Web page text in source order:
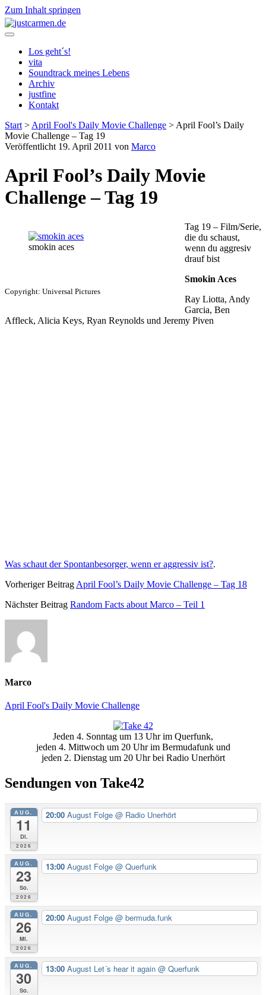
Zum Inhalt springen
justcarmen.de
Los geht´s!
vita
Soundtrack meines Lebens
Archiv
justfine
Kontakt
Start > April Fool's Daily Movie Challenge > April Fool’s Daily
Movie Challenge – Tag 19
Veröffentlicht 19. April 2011 von Marco
April Fool’s Daily Movie
Challenge – Tag 19
smokin aces
Copyright: Universal Pictures
Tag 19 – Film/Serie,
die du schaust,
wenn du aggresiv
drauf bist
Smokin Aces
Ray Liotta, Andy
Garcia, Ben
Affleck, Alicia Keys, Ryan Reynolds und Jeremy Piven
Was schaut der Spontanbesorger, wenn er aggressiv ist?.
Vorheriger Beitrag April Fool’s Daily Movie Challenge – Tag 18
Nächster Beitrag Random Facts about Marco – Teil 1
Marco
April Fool's Daily Movie Challenge
SeitenleisteJeden 4. Sonntag um 13 Uhr im Querfunk,
jeden 4. Mittwoch um 20 Uhr im Bermudafunk und
jeden 2. Dienstag um 20 Uhr bei Radio Unerhört
Sendungen von Take42
AUG.
11
Di.
2026
20:00 August Folge @ Radio Unerhört
AUG.
23
So.
2026
13:00 August Folge @ Querfunk
AUG.
26
Mi.
2026
20:00 August Folge @ bermuda.funk
AUG.
30
So.
13:00 August Let´s hear it again @ Querfunk